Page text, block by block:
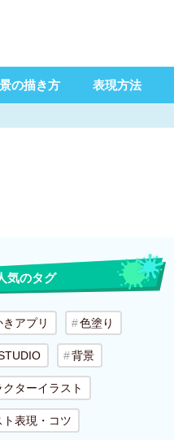
の描き方 表現方法
気のタグ
アプリ 色塗り
背景
ターイラスト
ト表現・コツ